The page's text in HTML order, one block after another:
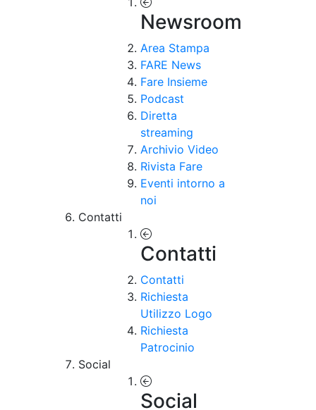
Newsroom
Area Stampa
FARE News
Fare Insieme
Podcast
Diretta
streaming
Archivio Video
Rivista Fare
Eventi intorno a
noi
Contatti
Contatti
Contatti
Richiesta
Utilizzo Logo
Richiesta
Patrocinio
Social
Social